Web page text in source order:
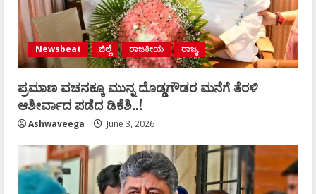
Newsbeat ಜಿಲ್ಲೆ ರಾಜಕೀಯ ರಾಜ್ಯ
ಪ್ರಮಾಣ ವಚನಕ್ಕೂ ಮುನ್ನ ದೊಡ್ಡಗೌಡರ ಮನೆಗೆ ತೆರಳಿ
ಆಶೀರ್ವಾದ ಪಡೆದ ಡಿಕೆಶಿ..!
Ashwaveega June 3, 2026